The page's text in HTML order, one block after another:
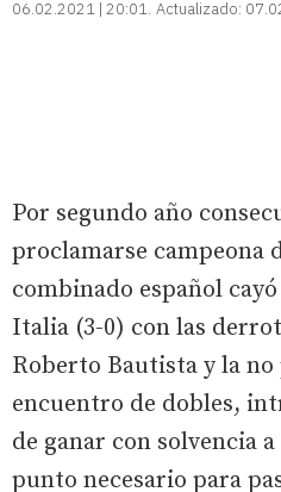
06.02.2021 | 20:01 Actualizado:
Por segundo año
proclamarse campeona
combinado español
Italia (3-0) con las
Roberto Bautista y la
encuentro de dobles,
de ganar con solvencia
punto necesario para